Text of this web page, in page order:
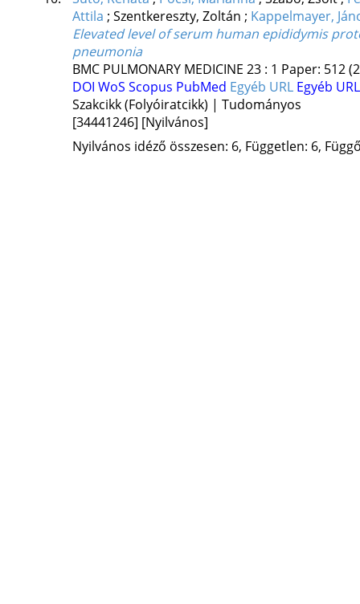
Attila ; Szentkereszty, Zoltán ; Kappelmayer,
Elevated level of serum human epididymis
pneumonia
BMC PULMONARY MEDICINE 23: 1 Paper: 512
DOI WoS Scopus PubMed Egyéb URL Egyéb URL
Szakcikk (Folyóiratcikk) | Tudományos
[34441246] [Nyilvános]
Nyilvános idéző összesen: 6, Független: 6,